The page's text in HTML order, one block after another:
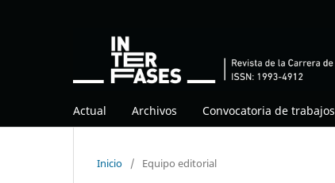
Actual Archivos Convocatoria de trabajos
Inicio / Equipo editorial